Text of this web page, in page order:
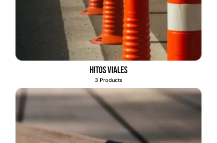
Hitos viales
3 Products